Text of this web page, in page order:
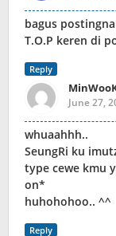
bagus
T.O.P keren di
Reply
June 27,
whuaahhh..
SeungRi ku
type cewe kmu
on*
huhohohoo.. ^^
Reply